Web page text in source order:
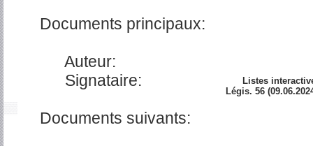
Documents principaux:
Auteur:
Signataire:
Documents suivants:
Listes
Légis. 56